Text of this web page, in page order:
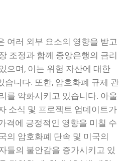
여러 외부 요소의 영향을 받고
조정과 함께 중앙은행의 금리
으며, 이는 위험 자산에 대한
습니다. 또한, 암호화폐 규제 관
를 악화시키고 있습니다. 아울
소식 및 프로젝트 업데이트가
격에 긍정적인 영향을 미칠 수
의 암호화폐 단속 및 미국의
들의 불안감을 증가시키고 있